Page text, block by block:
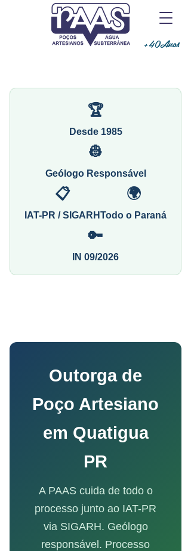
+40Anos
🏆
Desde 1985
👷
Geólogo Responsável
📋
IAT-PR / SIGARH
🌍
Todo o Paraná
🔑
IN 09/2026
Outorga de
Poço Artesiano
em Quatigua
PR
A PAAS cuida de todo o
processo junto ao IAT-PR
via SIGARH. Geólogo
responsável. Processo